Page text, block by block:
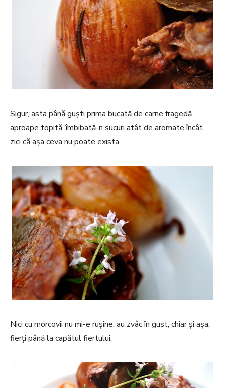
Sigur, asta până guști prima bucată de carne fragedă
aproape topită, îmbibată-n sucuri atât de aromate încât
zici că așa ceva nu poate exista.
Nici cu morcovii nu mi-e rușine, au zvâc în gust, chiar și așa,
fierți până la capătul fiertului.